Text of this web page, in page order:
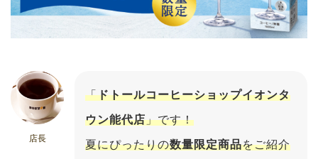
店長
「ドトールコーヒーショップイオンタ
ウン能代店」です！
夏にぴったりの数量限定商品をご紹介